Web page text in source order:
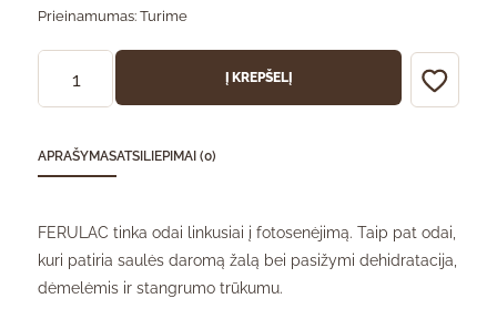
Prieinamumas: Turime
Į KREPŠELĮ
APRAŠYMASATSILIEPIMAI (0)
FERULAC tinka odai linkusiai į fotosenėjimą. Taip pat odai,
kuri patiria saulės daromą žalą bei pasižymi dehidratacija,
dėmelėmis ir stangrumo trūkumu.